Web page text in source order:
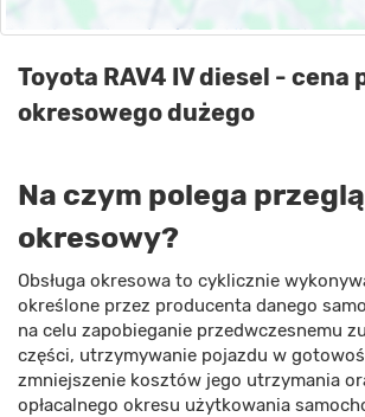
Toyota RAV4 IV diesel - cena
okresowego dużego
Na czym polega
okresowy?
Obsługa okresowa to cyklicznie
określone przez producenta danego
na celu zapobieganie przedwczesnemu
części, utrzymywanie pojazdu w
zmniejszenie kosztów jego utrzymania
opłacalnego okresu użytkowania